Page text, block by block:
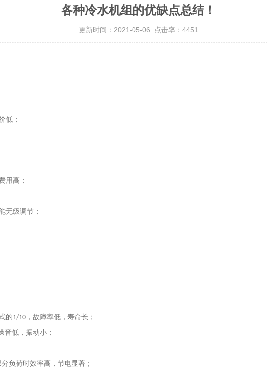
各种冷水机组的优缺点总结！
更新时间：2021-05-06 点击率：4451
低；
用高；
无级调节；
的1/10 ，故障率低，寿命长；
音低，振动小；
负荷时效率高，节电显著；